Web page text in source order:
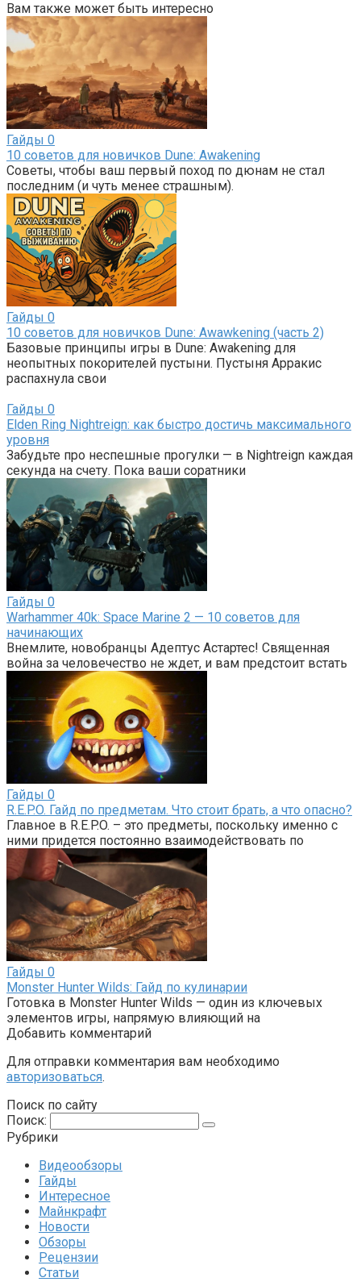
Вам также может быть интересно
Гайды 0
10 советов для новичков Dune: Awakening
Советы, чтобы ваш первый поход по дюнам не стал
последним (и чуть менее страшным).
Гайды 0
10 советов для новичков Dune: Awawkening (часть 2)
Базовые принципы игры в Dune: Awakening для
неопытных покорителей пустыни. Пустыня Арракис
распахнула свои
Гайды 0
Elden Ring Nightreign: как быстро достичь максимального
уровня
Забудьте про неспешные прогулки — в Nightreign каждая
секунда на счету. Пока ваши соратники
Гайды 0
Warhammer 40k: Space Marine 2 — 10 советов для
начинающих
Внемлите, новобранцы Адептус Астартес! Священная
война за человечество не ждет, и вам предстоит встать
Гайды 0
R.E.P.O. Гайд по предметам. Что стоит брать, а что опасно?
Главное в R.E.P.O. – это предметы, поскольку именно с
ними придется постоянно взаимодействовать по
Гайды 0
Monster Hunter Wilds: Гайд по кулинарии
Готовка в Monster Hunter Wilds — один из ключевых
элементов игры, напрямую влияющий на
Добавить комментарий
Для отправки комментария вам необходимо
авторизоваться.
Поиск по сайту
Поиск:
Рубрики
Видеообзоры
Гайды
Интересное
Майнкрафт
Новости
Обзоры
Рецензии
Статьи